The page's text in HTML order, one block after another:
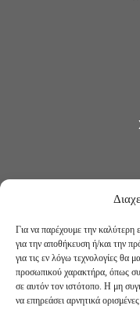
Για να παρέχουμε την καλύτερη
για την αποθήκευση ή/και την
για τις εν λόγω τεχνολογίες θα
προσωπικού χαρακτήρα, όπως
σε αυτόν τον ιστότοπο. Η μη
να επηρεάσει αρνητικά